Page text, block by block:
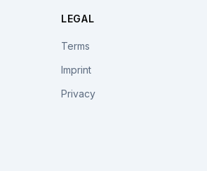
LEGAL
Terms
Imprint
Privacy